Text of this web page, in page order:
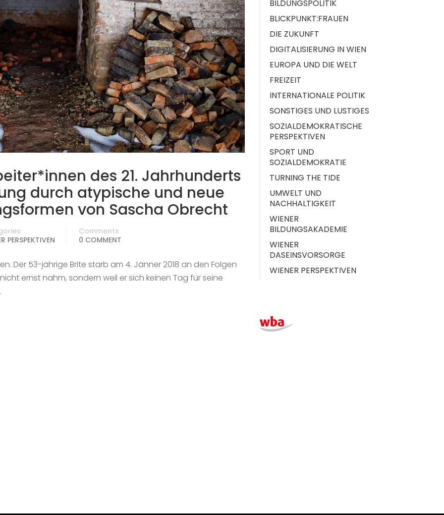
des 21. Jahrhunderts
durch atypische und neue
von Sascha Obrecht
PERSPEKTIVEN
Comments
0 COMMENT
Der 53-jährige Brite starb am 4. Jänner 2018 an den Folgen
ernst nahm, sondern weil er sich keinen Tag für seine
BILDUNGSPOLITIK
BLICKPUNKT:FRAUEN
DIE ZUKUNFT
DIGITALISIERUNG IN WIEN
EUROPA UND DIE WELT
FREIZEIT
INTERNATIONALE POLITIK
SONSTIGES UND LUSTIGES
SOZIALDEMOKRATISCHE
PERSPEKTIVEN
SPORT UND
SOZIALDEMOKRATIE
TURNING THE TIDE
UMWELT UND
NACHHALTIGKEIT
WIENER
BILDUNGSAKADEMIE
WIENER
DASEINSVORSORGE
WIENER PERSPEKTIVEN